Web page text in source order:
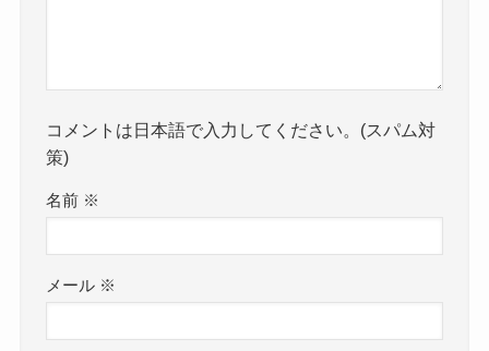
コメントは日本語で入力してください。(スパム対
策)
名前 ※
メール ※